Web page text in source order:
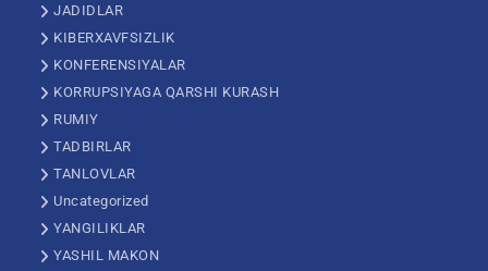
JADIDLAR
KIBERXAVFSIZLIK
KONFERENSIYALAR
KORRUPSIYAGA QARSHI KURASH
RUMIY
TADBIRLAR
TANLOVLAR
Uncategorized
YANGILIKLAR
YASHIL MAKON